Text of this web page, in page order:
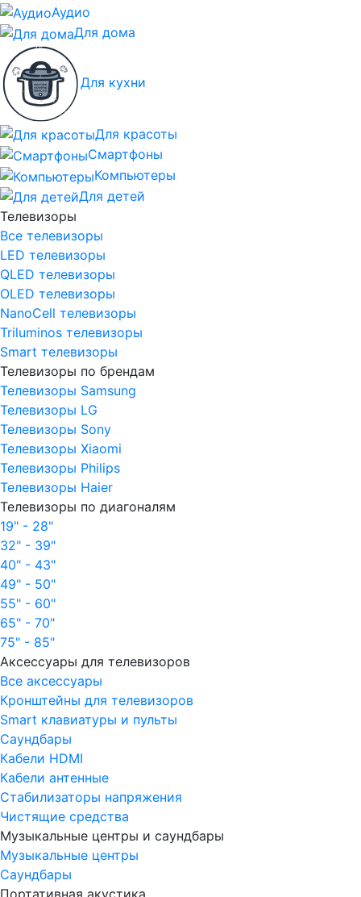
Аудио
Для дома
Для кухни
Для красоты
Смартфоны
Компьютеры
Для детей
Телевизоры
Все телевизоры
LED телевизоры
QLED телевизоры
OLED телевизоры
NanoCell телевизоры
Triluminos телевизоры
Smart телевизоры
Телевизоры по брендам
Телевизоры Samsung
Телевизоры LG
Телевизоры Sony
Телевизоры Xiaomi
Телевизоры Philips
Телевизоры Haier
Телевизоры по диагоналям
19" - 28"
32" - 39"
40" - 43"
49" - 50"
55" - 60"
65" - 70"
75" - 85"
Аксессуары для телевизоров
Все аксессуары
Кронштейны для телевизоров
Smart клавиатуры и пульты
Саундбары
Кабели HDMI
Кабели антенные
Стабилизаторы напряжения
Чистящие средства
Музыкальные центры и саундбары
Музыкальные центры
Саундбары